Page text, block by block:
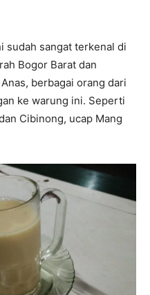
sudah sangat terkenal di
Bogor Barat dan
berbagai orang dari
ke warung ini. Seperti
Cibinong, ucap Mang